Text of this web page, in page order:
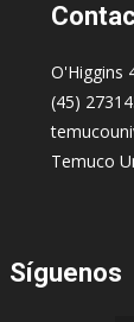
O'Higgins
(45)
Temuco
Síguenos